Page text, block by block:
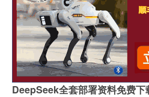
DeepSeek全套部署资料免费下